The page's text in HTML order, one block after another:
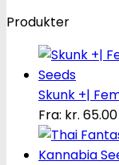
Produkter
Skunk +|
Fra: kr. 65.00